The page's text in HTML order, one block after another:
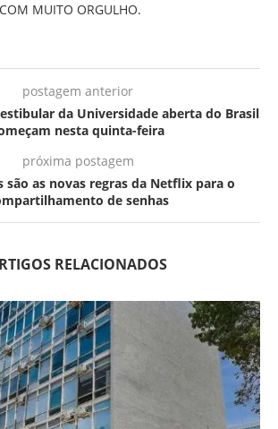
MUITO ORGULHO.
postagem anterior
da Universidade aberta do Brasil
nesta quinta-feira
próxima postagem
são as novas regras da Netflix para o
de senhas
RELACIONADOS